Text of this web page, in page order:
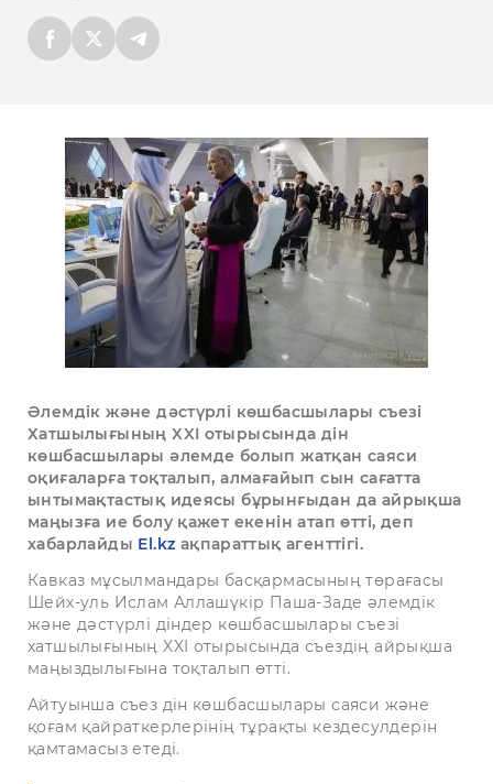
Әлемдік және дәстүрлі көшбасшылары съезі
Хатшылығының XXI отырысында дін
көшбасшылары әлемде болып жатқан саяси
оқиғаларға тоқталып, алмағайып сын сағатта
ынтымақтастық идеясы бұрынғыдан да айрықша
маңызға ие болу қажет екенін атап өтті, деп
хабарлайды El.kz ақпараттық агенттігі.
Кавказ мұсылмандары басқармасының төрағасы
Шейх-уль Ислам Аллашүкір Паша-Заде әлемдік
және дәстүрлі діндер көшбасшылары съезі
хатшылығының XXI отырысында съездің айрықша
маңыздылығына тоқталып өтті.
Айтуынша съез дін көшбасшылары саяси және
қоғам қайраткерлерінің тұрақты кездесулдерін
қамтамасыз етеді.